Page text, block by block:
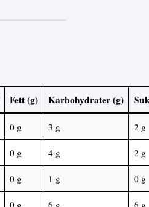
Fett (g) Karbohydrater (g)
0 g 3 g 2 g
0 g 4 g 2 g
0 g 1 g 0 g